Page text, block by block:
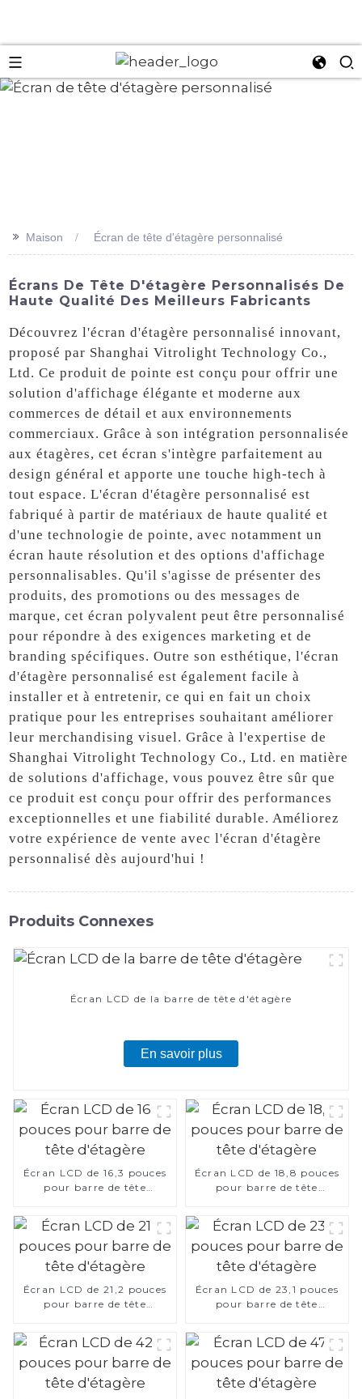
>> Maison Écran de tête d'étagère personnalisé
Écrans De Tête D'étagère Personnalisés De
Haute Qualité Des Meilleurs Fabricants
Découvrez l'écran d'étagère personnalisé innovant,
proposé par Shanghai Vitrolight Technology Co.,
Ltd. Ce produit de pointe est conçu pour offrir une
solution d'affichage élégante et moderne aux
commerces de détail et aux environnements
commerciaux. Grâce à son intégration personnalisée
aux étagères, cet écran s'intègre parfaitement au
design général et apporte une touche high-tech à
tout espace. L'écran d'étagère personnalisé est
fabriqué à partir de matériaux de haute qualité et
d'une technologie de pointe, avec notamment un
écran haute résolution et des options d'affichage
personnalisables. Qu'il s'agisse de présenter des
produits, des promotions ou des messages de
marque, cet écran polyvalent peut être personnalisé
pour répondre à des exigences marketing et de
branding spécifiques. Outre son esthétique, l'écran
d'étagère personnalisé est également facile à
installer et à entretenir, ce qui en fait un choix
pratique pour les entreprises souhaitant améliorer
leur merchandising visuel. Grâce à l'expertise de
Shanghai Vitrolight Technology Co., Ltd. en matière
de solutions d'affichage, vous pouvez être sûr que
ce produit est conçu pour offrir des performances
exceptionnelles et une fiabilité durable. Améliorez
votre expérience de vente avec l'écran d'étagère
personnalisé dès aujourd'hui !
Produits Connexes
Écran LCD de la barre de tête d'étagère
En savoir plus
Écran LCD de 16,3 pouces
pour barre de tête
Écran LCD de 18,8 pouces
pour barre de tête
Écran LCD de 21,2 pouces
pour barre de tête
Écran LCD de 23,1 pouces
pour barre de tête